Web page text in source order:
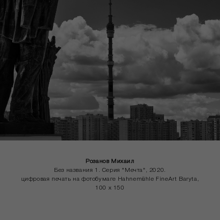
Розанов Михаил
Без названия 1. Серия "Мечта", 2020.
цифровая печать на фотобумаге Hahnemühle FineArt Baryta,
100 x 150